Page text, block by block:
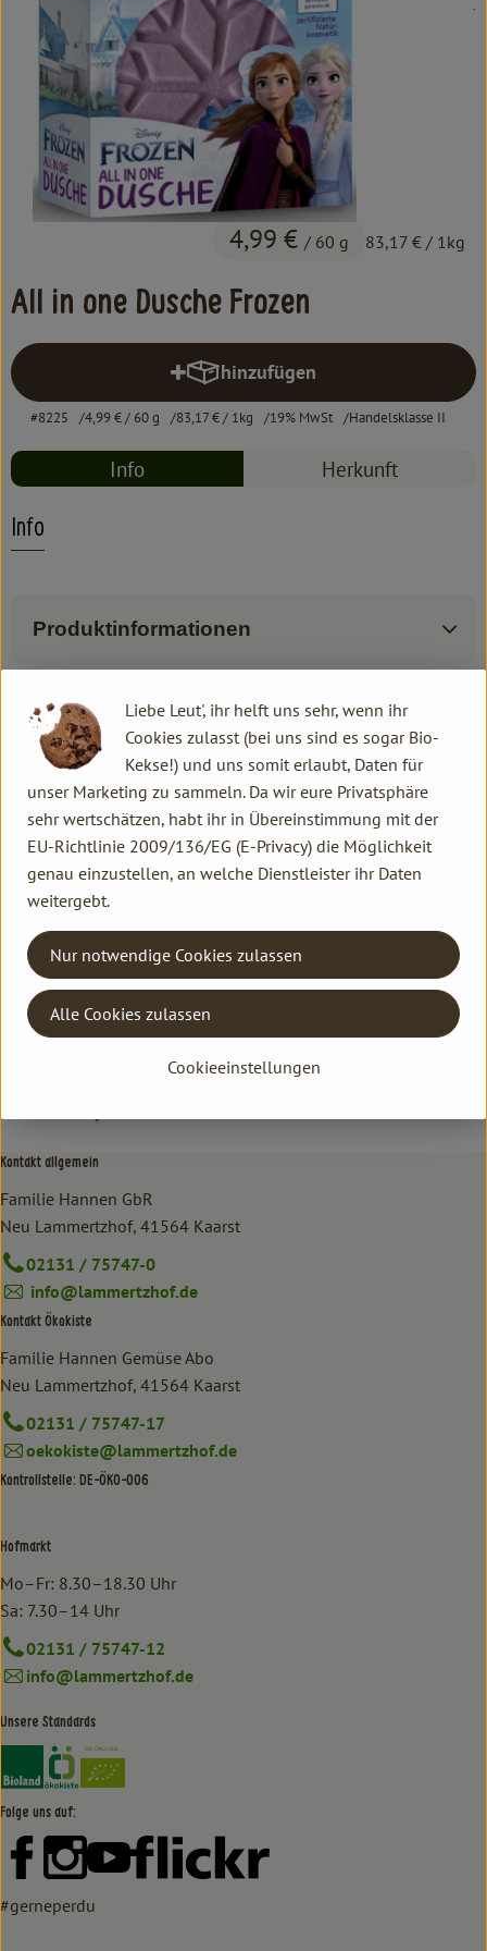
Kochen & Backen
Süß & Pikant
Getränke
Haushalt
All in one Dusche Frozen
4,99 € / 60 g 83,17 € / 1kg
.
hinzufügen
Produkt zum Warenkorb
#8225 4,99 €/ 60 g 83,17 €/ 1kg 19% MwSt Handelsklasse II
Info Herkunft
Info
Produktinformationen
Produktdatenblatt
Herkunft
Hersteller: OFZ
Outdoor Freakz
Kontakt allgemein
Familie Hannen GbR
Neu Lammertzhof, 41564 Kaarst
02131 / 75747-0
info@lammertzhof.de
Kontakt Ökokiste
Familie Hannen Gemüse Abo
Neu Lammertzhof, 41564 Kaarst
02131 / 75747-17
oekokiste@lammertzhof.de
Kontrollstelle: DE-ÖKO-006
Hofmarkt
Mo–Fr: 8.30–18.30 Uhr
Sa: 7.30–14 Uhr
02131 / 75747-12
info@lammertzhof.de
Unsere Standards
Externer Link zu https://www.bioland.de/verbraucher
Externer Link zu https://www.oekokiste.de/
Folge uns auf:
Externer Link zu https://www.facebook.com/lammertzhof/
Externer Link zu https://www.instagram.com/
Externer Link zu https://www.youtube.com/
Externer Link zu https://
#gerneperdu
Liebe Leut', ihr helft uns sehr, wenn ihr
Cookies zulasst (bei uns sind es sogar Bio-
Kekse!) und uns somit erlaubt, Daten für
unser Marketing zu sammeln. Da wir eure Privatsphäre
sehr wertschätzen, habt ihr in Übereinstimmung mit der
EU-Richtlinie 2009/136/EG (E-Privacy) die Möglichkeit
genau einzustellen, an welche Dienstleister ihr Daten
weitergebt.
Cookieeinstellungen
Nur notwendige Cookies zulassen
Alle Cookies zulassen